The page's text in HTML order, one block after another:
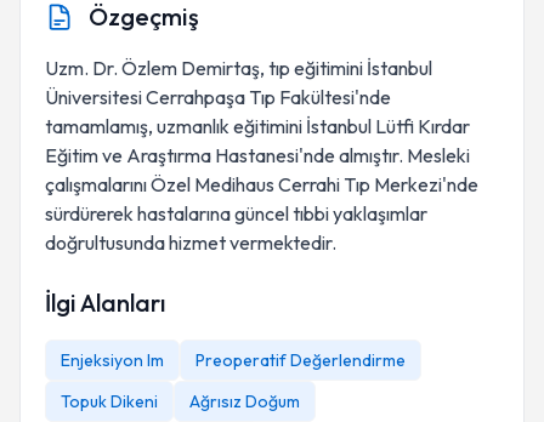
Özgeçmiş
Uzm. Dr. Özlem Demirtaş, tıp eğitimini İstanbul
Üniversitesi Cerrahpaşa Tıp Fakültesi'nde
tamamlamış, uzmanlık eğitimini İstanbul Lütfi Kırdar
Eğitim ve Araştırma Hastanesi'nde almıştır. Mesleki
çalışmalarını Özel Medihaus Cerrahi Tıp Merkezi'nde
sürdürerek hastalarına güncel tıbbi yaklaşımlar
doğrultusunda hizmet vermektedir.
İlgi Alanları
Enjeksiyon Im
Preoperatif Değerlendirme
Topuk Dikeni
Ağrısız Doğum